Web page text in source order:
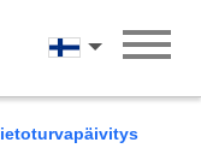
Suomi